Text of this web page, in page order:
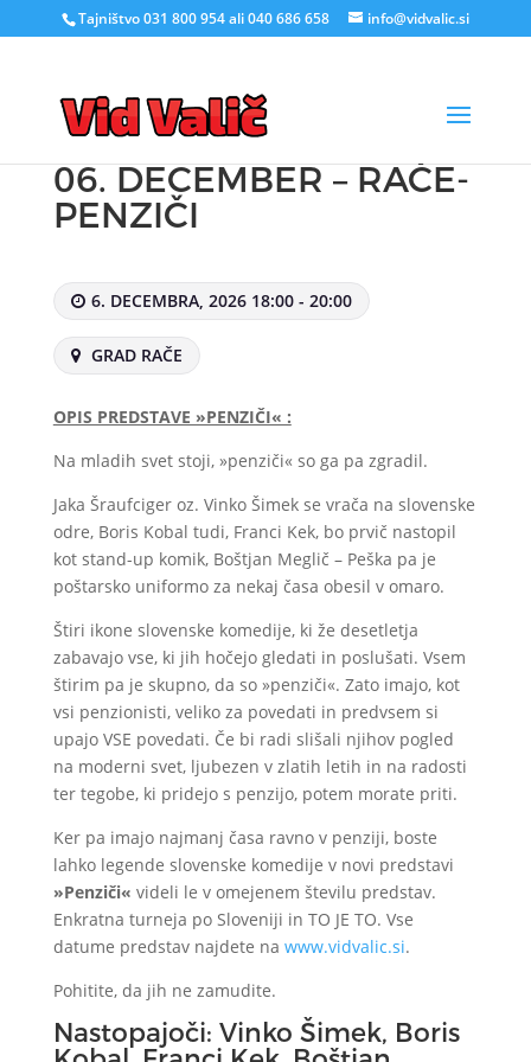
Tajništvo 031 800 954 ali 040 686 658 info@vidvalic.si
06. DECEMBER – RAČE-
PENZIČI
6. DECEMBRA, 2026 18:00 - 20:00
GRAD RAČE
OPIS PREDSTAVE »PENZIČI« :
Na mladih svet stoji, »penziči« so ga pa zgradil.
Jaka Šraufciger oz. Vinko Šimek se vrača na slovenske
odre, Boris Kobal tudi, Franci Kek, bo prvič nastopil
kot stand-up komik, Boštjan Meglič – Peška pa je
poštarsko uniformo za nekaj časa obesil v omaro.
Štiri ikone slovenske komedije, ki že desetletja
zabavajo vse, ki jih hočejo gledati in poslušati. Vsem
štirim pa je skupno, da so »penziči«. Zato imajo, kot
vsi penzionisti, veliko za povedati in predvsem si
upajo VSE povedati. Če bi radi slišali njihov pogled
na moderni svet, ljubezen v zlatih letih in na radosti
ter tegobe, ki pridejo s penzijo, potem morate priti.
Ker pa imajo najmanj časa ravno v penziji, boste
lahko legende slovenske komedije v novi predstavi
»Penziči« videli le v omejenem številu predstav.
Enkratna turneja po Sloveniji in TO JE TO. Vse
datume predstav najdete na www.vidvalic.si.
Pohitite, da jih ne zamudite.
Nastopajoči: Vinko Šimek, Boris